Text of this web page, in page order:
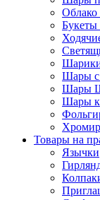
Облако
Букеты
Шары с
Шары
Шары
Товары на
Язычки